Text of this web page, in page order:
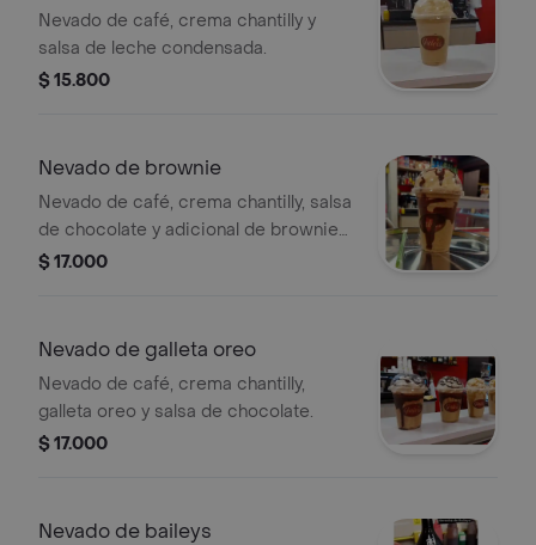
Nevado de café, crema chantilly y
salsa de leche condensada.
$ 15.800
Nevado de brownie
Nevado de café, crema chantilly, salsa
de chocolate y adicional de brownie
pequeño.
$ 17.000
Nevado de galleta oreo
Nevado de café, crema chantilly,
galleta oreo y salsa de chocolate.
$ 17.000
Nevado de baileys